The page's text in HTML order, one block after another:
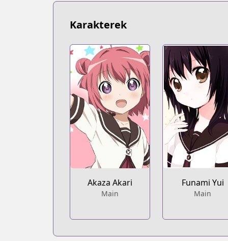
https://bookwalker.jp/series/1938/list
Karakterek
Akaza Akari
Main
Funami Yui
Main